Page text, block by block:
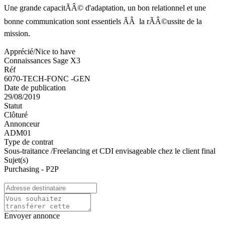
Une grande capacitÃÂ© d'adaptation, un bon relationnel et une
bonne communication sont essentiels ÃÂ la rÃÂ©ussite de la
mission.
Apprécié/Nice to have
Connaissances Sage X3
Réf
6070-TECH-FONC -GEN
Date de publication
29/08/2019
Statut
Clôturé
Annonceur
ADM01
Type de contrat
Sous-traitance /Freelancing et CDI envisageable chez le client final
Sujet(s)
Purchasing - P2P
Envoyer annonce